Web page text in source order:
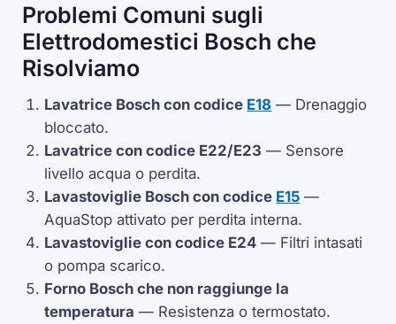
Problemi Comuni sugli
Elettrodomestici Bosch che
Risolviamo
Lavatrice Bosch con codice E18 — Drenaggio
bloccato.
Lavatrice con codice E22/E23 — Sensore
livello acqua o perdita.
Lavastoviglie Bosch con codice E15 —
AquaStop attivato per perdita interna.
Lavastoviglie con codice E24 — Filtri intasati
o pompa scarico.
Forno Bosch che non raggiunge la
temperatura — Resistenza otermostato.